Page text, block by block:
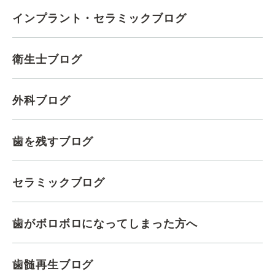
インプラント・セラミックブログ
衛生士ブログ
外科ブログ
歯を残すブログ
セラミックブログ
歯がボロボロになってしまった方へ
歯髄再生ブログ